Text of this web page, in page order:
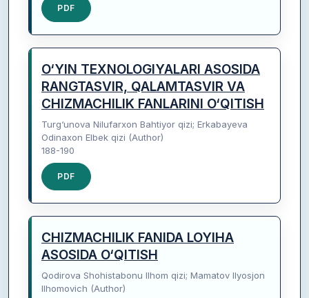
PDF
O‘YIN TEXNOLOGIYALARI ASOSIDA
RANGTASVIR, QALAMTASVIR VA
CHIZMACHILIK FANLARINI O‘QITISH
Turg‘unova Nilufarxon Bahtiyor qizi; Erkabayeva
Odinaxon Elbek qizi (Author)
188-190
PDF
CHIZMACHILIK FANIDA LOYIHA
ASOSIDA O‘QITISH
Qodirova Shohistabonu Ilhom qizi; Mamatov Ilyosjon
Ilhomovich (Author)